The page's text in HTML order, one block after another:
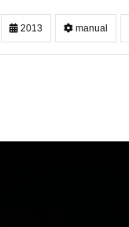
2013 manual